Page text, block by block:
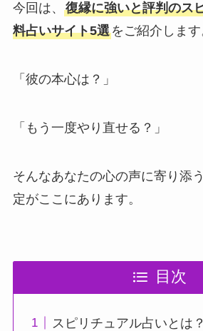
今回は、 復縁に強いと評判のス
料占いサイト5選をご紹介します
「彼の本心は？」
「もう一度やり直せる？」
そんなあなたの心の声に寄り添
定がここにあります。
目次
スピリチュアル占いとは？